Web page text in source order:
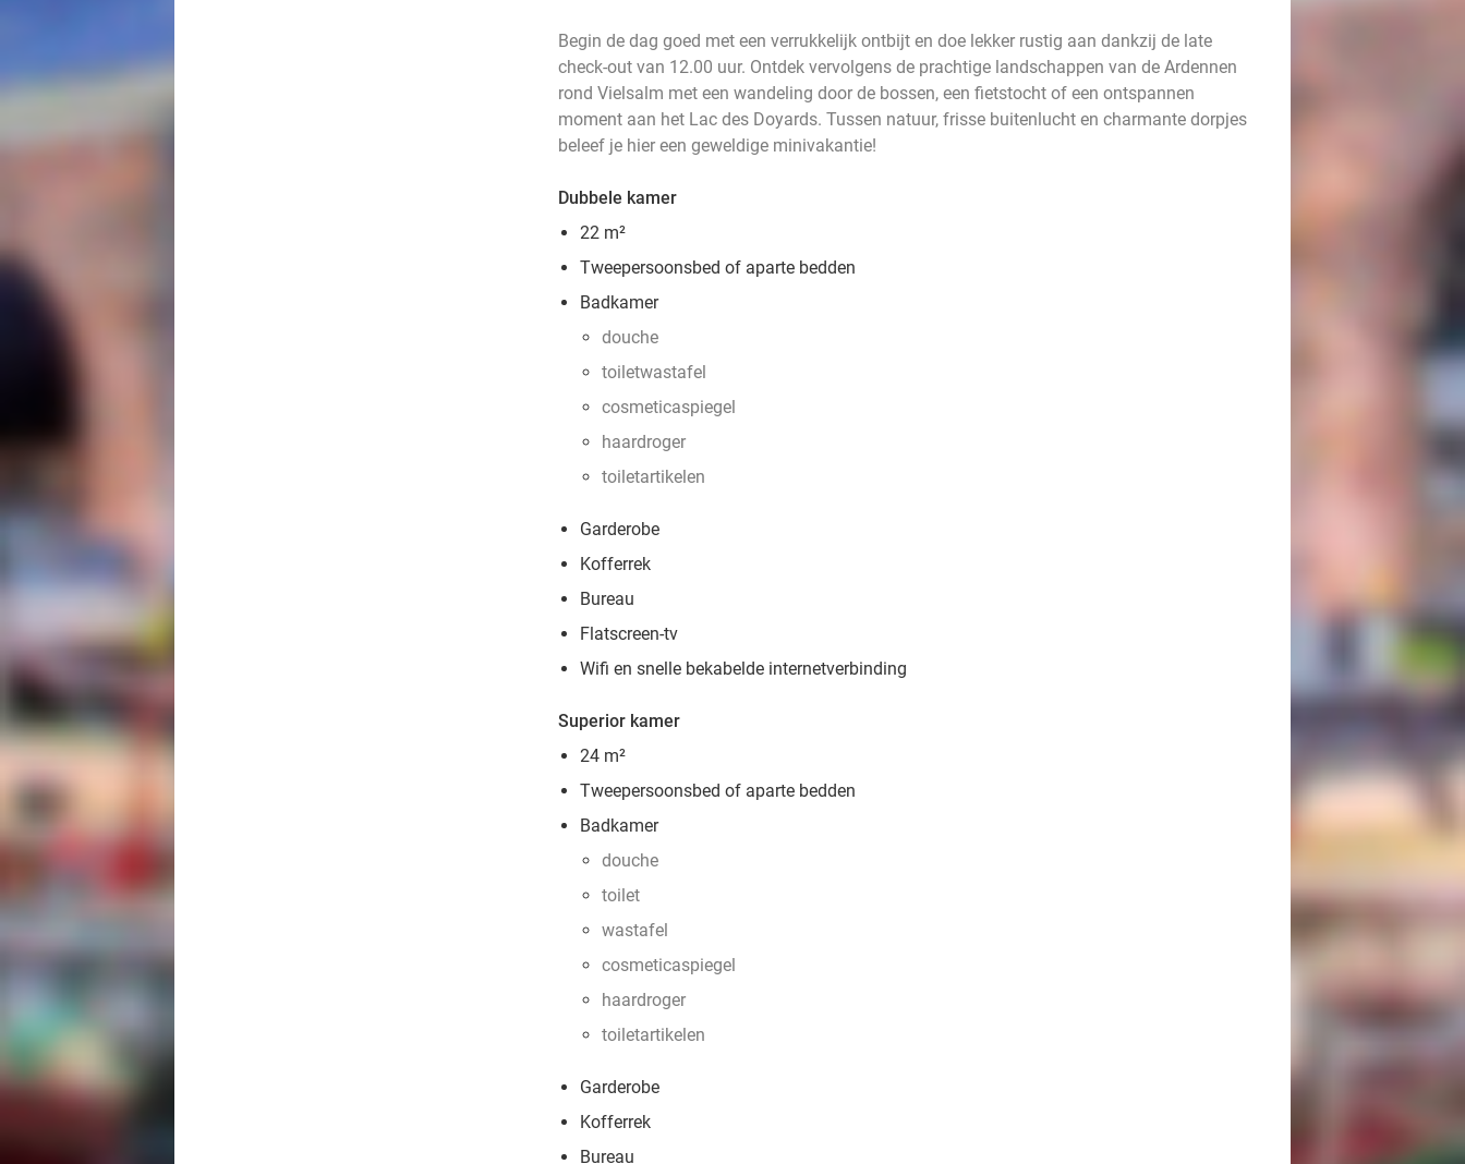
Begin de dag goed met een verrukkelijk ontbijt en doe lekker rustig aan dankzij de late
check-out van 12.00 uur. Ontdek vervolgens de prachtige landschappen van de Ardennen
rond Vielsalm met een wandeling door de bossen, een fietstocht of een ontspannen
moment aan het Lac des Doyards. Tussen natuur, frisse buitenlucht en charmante dorpjes
beleef je hier een geweldige minivakantie!
Dubbele kamer
22 m²
Tweepersoonsbed of aparte bedden
Badkamer
douche
toiletwastafel
cosmeticaspiegel
haardroger
toiletartikelen
Garderobe
Kofferrek
Bureau
Flatscreen-tv
Wifi en snelle bekabelde internetverbinding
Superior kamer
24 m²
Tweepersoonsbed of aparte bedden
Badkamer
douche
toilet
wastafel
cosmeticaspiegel
haardroger
toiletartikelen
Garderobe
Kofferrek
Bureau